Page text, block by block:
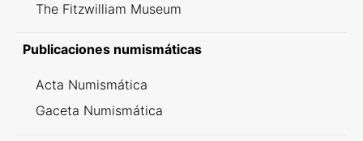
The Fitzwilliam Museum
Publicaciones numismáticas
Acta Numismática
Gaceta Numismática